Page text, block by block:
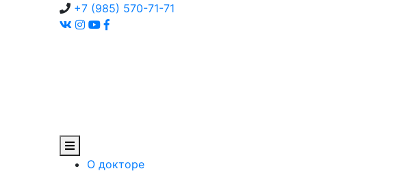
+7 (985) 570-71-71
О докторе